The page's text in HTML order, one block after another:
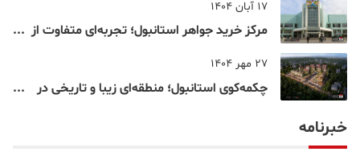
17 آبان 1404
مرکز خرید جواهر استانبول؛ تجربه‌ای متفاوت از
27 مهر 1404
چکمه‌کوی استانبول؛ منطقه‌ای زیبا و تاریخی در
خبرنامه